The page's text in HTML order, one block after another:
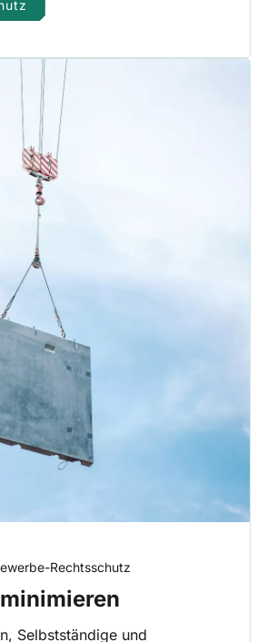
Rechtsschutz
Selbstständige und